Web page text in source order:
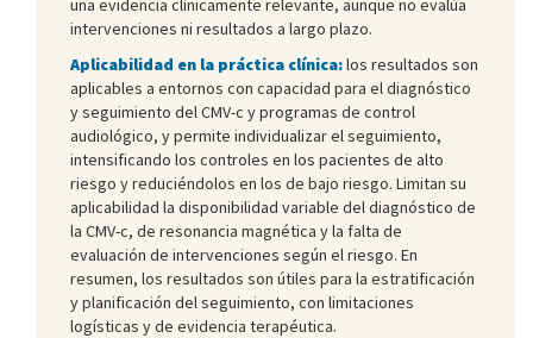
intervenciones ni resultados a largo plazo.
Aplicabilidad en la práctica clínica:los resultados son
aplicables a entornos con capacidad para el diagnóstico
y seguimiento del CMV-c y programas de control
audiológico, y permite individualizar el seguimiento,
intensificando los controles en los pacientes de alto
riesgo y reduciéndolos en los de bajo riesgo. Limitan su
aplicabilidad la disponibilidad variable del diagnóstico de
la CMV-c, de resonancia magnética y la falta de
evaluación de intervenciones según el riesgo. En
resumen, los resultados son útiles para la estratificación
y planificación del seguimiento, con limitaciones
logísticas y de evidencia terapéutica.